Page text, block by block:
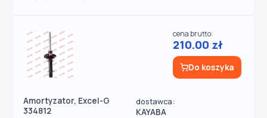
Amortyzator, Excel-G
334812
dostawca:
KAYABA
cena brutto:
210.00 zł
Do koszyka